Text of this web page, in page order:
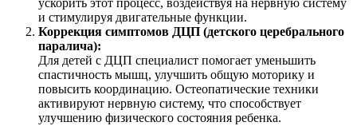
ускорить этот процесс, воздействуя на нервную систему
и стимулируя двигательные функции.
Коррекция симптомов ДЦП (детского церебрального
паралича):
Для детей с ДЦП специалист помогает уменьшить
спастичность мышц, улучшить общую моторику и
повысить координацию. Остеопатические техники
активируют нервную систему, что способствует
улучшению физического состояния ребенка.